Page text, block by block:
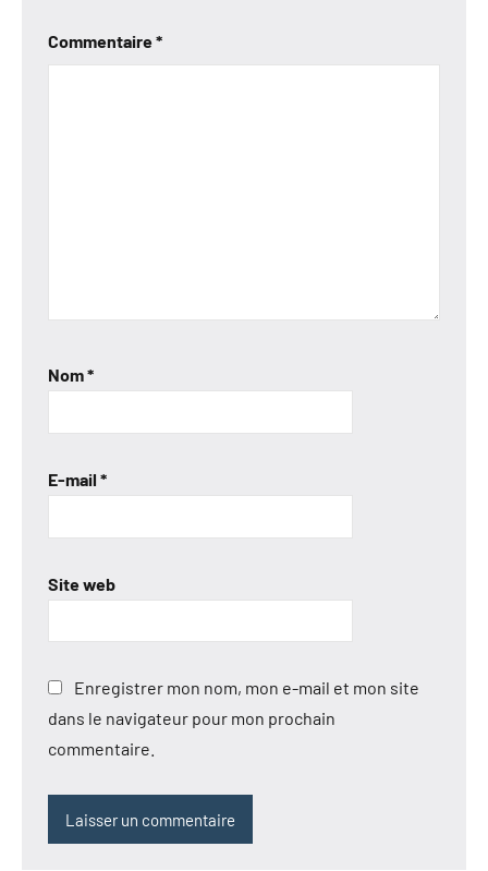
Commentaire*
Nom*
E-mail *
Site web
Enregistrer mon nom, mon e-mail et mon site
dans le navigateur pour mon prochain
commentaire.